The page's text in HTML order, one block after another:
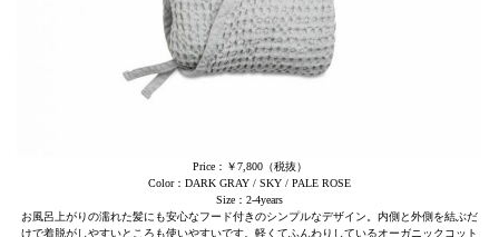
Price：￥7,800（税抜）
Color：DARK GRAY / SKY / PALE ROSE
Size：2-4years
お風呂上がりの濡れた髪にも安心なフード付きのシンプルなデザイン。内側と外側を結ぶだ
けで着脱がしやすいところも使いやすいです。軽くてふんわりしているオーガニックコット